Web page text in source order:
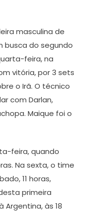
masculina de
busca do segundo
feira, na
vitória, por 3 sets
o Irã. O técnico
com Darlan,
Maique foi o
feira, quando
Na sexta, o time
11 horas,
primeira
às 18